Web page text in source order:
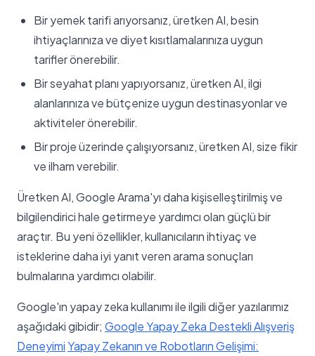
Bir yemek tarifi arıyorsanız, üretken AI, besin
ihtiyaçlarınıza ve diyet kısıtlamalarınıza uygun
tarifler önerebilir.
Bir seyahat planı yapıyorsanız, üretken AI, ilgi
alanlarınıza ve bütçenize uygun destinasyonlar ve
aktiviteler önerebilir.
Bir proje üzerinde çalışıyorsanız, üretken AI, size fikir
ve ilham verebilir.
Üretken AI, Google Arama'yı daha kişiselleştirilmiş ve
bilgilendirici hale getirmeye yardımcı olan güçlü bir
araçtır. Bu yeni özellikler, kullanıcıların ihtiyaç ve
isteklerine daha iyi yanıt veren arama sonuçları
bulmalarına yardımcı olabilir.
Google'ın yapay zeka kullanımı ile ilgili diğer yazılarımız
aşağıdaki gibidir; Google Yapay Zeka Destekli Alışveriş
DeneyimiYapay Zekanın ve Robotların Gelişimi: